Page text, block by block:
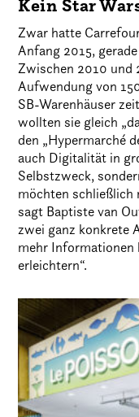
Kein Star
Zwar hatte
Anfang 2015,
Zwischen 2010 und
Aufwendung von
SB-Warenhäuser
wollten sie gleich
den „Hypermarché
auch Digitalität in
Selbstzweck,
möchten schließlich
sagt Baptiste van
zwei ganz konkrete
mehr Informationen
erleichtern“.